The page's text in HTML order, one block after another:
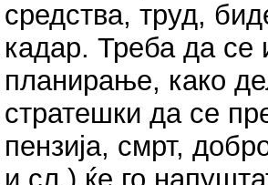
средства, труд,
кадар. Треба да се
планирање, како
стратешки да се
пензија, смрт,